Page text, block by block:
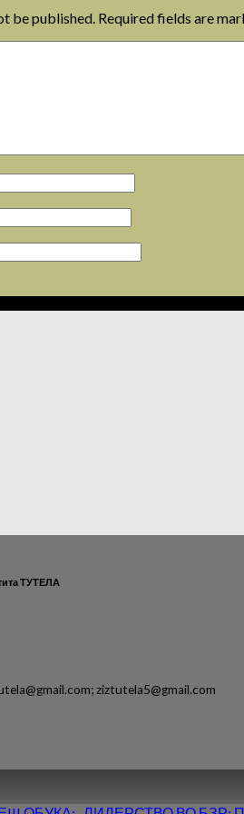
be published. Required fields are
ТУТЕЛА
ziztutela5@gmail.com